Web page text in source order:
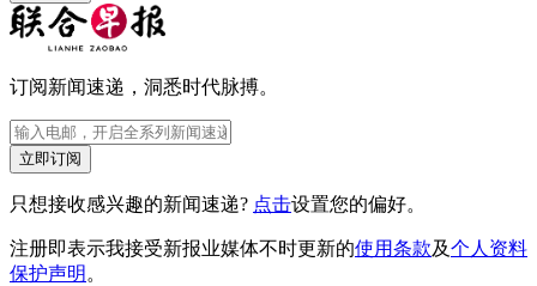
订阅新闻速递，洞悉时代脉搏。
立即订阅
只想接收感兴趣的新闻速递? 点击设置您的偏好。
注册即表示我接受新报业媒体不时更新的使用条款及个人资料
保护声明。